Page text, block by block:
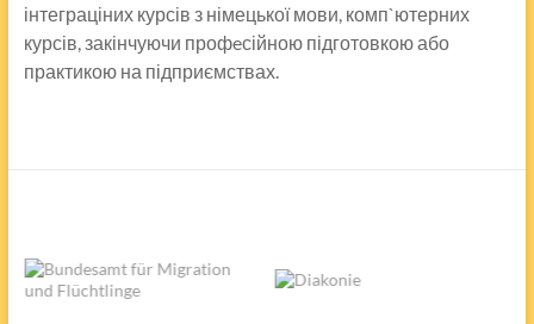
інтеграціних курсів з німецької мови, комп`ютерних
курсів, закінчуючи профeсійною підготовкою або
практикою на підприємствах.